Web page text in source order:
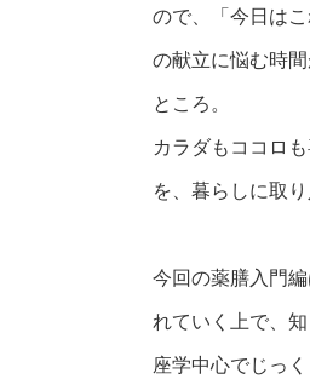
ので、「今日は
の献立に悩む時
ところ。
カラダもココロ
を、暮らしに取
今回の薬膳入門
れていく上で、
座学中心でじっく